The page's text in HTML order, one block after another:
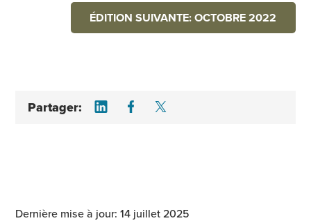
ÉDITION SUIVANTE: OCTOBRE 2022
Partager: Share on LinkedIn
Share on Facebook
Dernière mise à jour: 14 juillet 2025